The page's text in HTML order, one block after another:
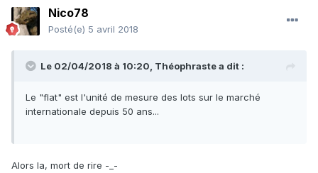
Nico78
Posté(e) 5 avril 2018
Le 02/04/2018 à 10:20, Théophrastea dit :
Le "flat" est l'unité de mesure des lots sur le marché
internationale depuis 50 ans...
Alors la, mort de rire -_-